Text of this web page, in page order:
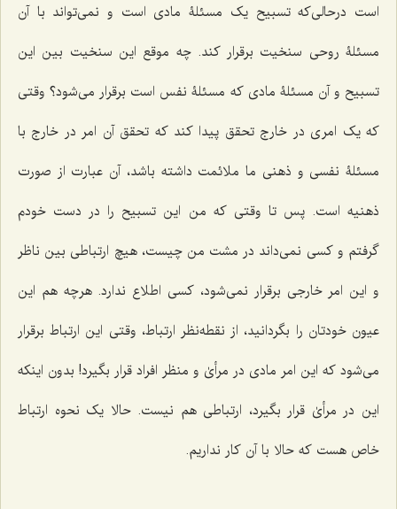
است درحالی‌که تسبیح یک مسئلۀ مادی است و نمی‌تواند با آن
مسئلۀ روحی سنخیت برقرار کند. چه موقع این سنخیت بین این
تسبیح و آن مسئلۀ مادی که مسئلۀ نفس است برقرار می‌شود؟ وقتی
که یک امری در خارج تحقق پیدا کند که تحقق آن امر در خارج با
مسئلۀ نفسی و ذهنی ما ملائمت داشته باشد، آن عبارت از صورت
ذهنیه است. پس تا وقتی که من این تسبیح را در دست خودم
گرفتم و کسی نمی‌داند در مشت من چیست، هیچ ارتباطی بین ناظر
و این امر خارجی برقرار نمی‌شود، کسی اطلاع ندارد. هرچه هم این
عیون خودتان را بگردانید، از نقطه‌نظر ارتباط، وقتی این ارتباط برقرار
می‌شود که این امر مادی در مرأیٰ و منظر افراد قرار بگیرد! بدون اینکه
این در مرأیٰ قرار بگیرد، ارتباطی هم نیست. حالا یک نحوه ارتباط
خاص هست که حالا با آن کار نداریم.